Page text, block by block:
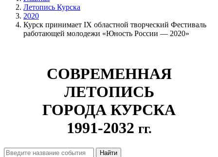
Летопись Курска
2020
Курск принимает IX областной творческий Фестиваль
работающей молодежи «Юность России — 2020»
СОВРЕМЕННАЯ
ЛЕТОПИСЬ
ГОРОДА КУРСКА
1991-2032 гг.
Найти